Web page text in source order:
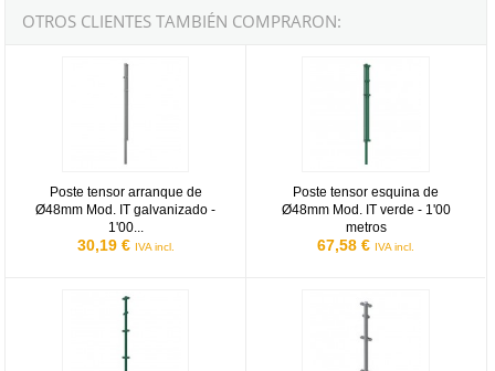
OTROS CLIENTES TAMBIÉN COMPRARON:
Poste tensor arranque de
Ø48mm Mod. IT galvanizado -
1'00...
30,19 € IVA incl.
Poste tensor esquina de
Ø48mm Mod. IT verde - 1'00
metros
67,58 € IVA incl.